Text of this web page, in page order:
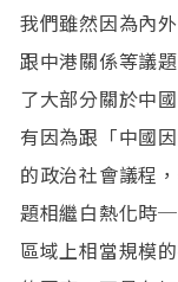
我們雖然因為內
跟中港關係等議
了大部分關於中
有因為跟「中國
的政治社會議程
題相繼白熱化時
區域上相當規模